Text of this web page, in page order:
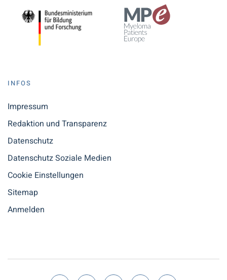
INFOS
Impressum
Redaktion und Transparenz
Datenschutz
Datenschutz Soziale Medien
Cookie Einstellungen
Sitemap
Anmelden